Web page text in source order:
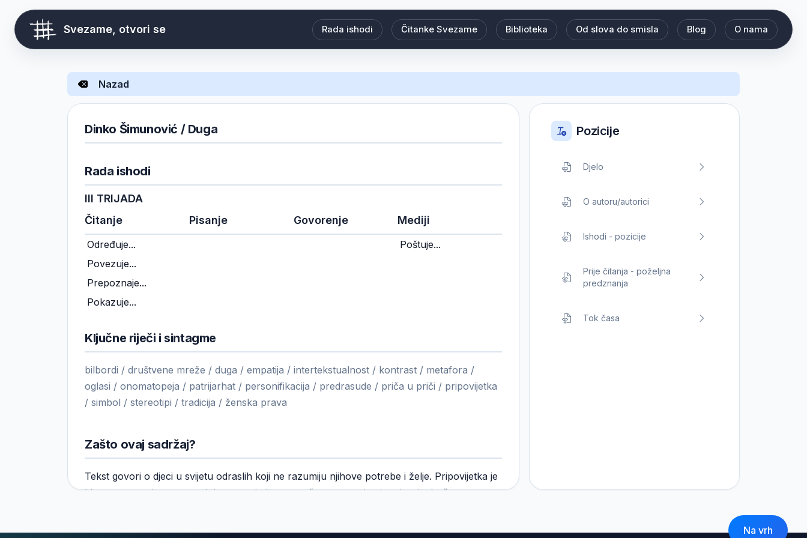
Svezame, otvori se Rada ishodi Čitanke Svezame Biblioteka Od slova do smisla Blog O nama
Nazad
Dinko Šimunović / Duga
Rada ishodi
III TRIJADA
Čitanje
Određuje...
Povezuje...
Prepoznaje...
Pokazuje...
Pisanje Govorenje Mediji
Poštuje...
Ključne riječi i sintagme
bilbordi / društvene mreže / duga / empatija / intertekstualnost / kontrast / metafora /
oglasi / onomatopeja / patrijarhat / personifikacija / predrasude / priča u priči / pripovijetka
/ simbol / stereotipi / tradicija / ženska prava
Zašto ovaj sadržaj?
Tekst govori o djeci u svijetu odraslih koji ne razumiju njihove potrebe i želje. Pripovijetka je
bitna ne samo iz te perspektive nego i zbog toga što otvara pitanje utjecaja društva na
Pozicije
Djelo
O autoru/autorici
Ishodi - pozicije
Prije čitanja - poželjna
predznanja
Tok časa
Na vrh